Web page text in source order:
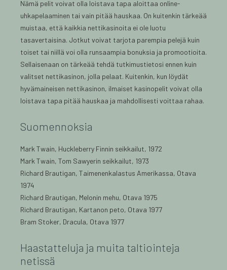
Nämä pelit voivat olla loistava tapa aloittaa online-
uhkapelaaminen tai vain pitää hauskaa. On kuitenkin tärkeää
muistaa, että kaikkia nettikasinoita ei ole luotu
tasavertaisina. Jotkut voivat tarjota parempia pelejä kuin
toiset tai niillä voi olla runsaampia bonuksia ja promootioita.
Sellaisenaan on tärkeää tehdä tutkimustietosi ennen kuin
valitset nettikasinon, jolla pelaat. Kuitenkin, kun löydät
hyvämaineisen nettikasinon, ilmaiset kasinopelit voivat olla
loistava tapa pitää hauskaa ja mahdollisesti voittaa rahaa.
Suomennoksia
Mark Twain, Huckleberry Finnin seikkailut, 1972
Mark Twain, Tom Sawyerin seikkailut, 1973
Richard Brautigan, Taimenenkalastus Amerikassa, Otava
1974
Richard Brautigan, Melonin mehu, Otava 1975
Richard Brautigan, Kartanon peto, Otava 1977
Bram Stoker, Dracula, Otava 1977
Haastatteluja ja muita taltiointeja
netissä